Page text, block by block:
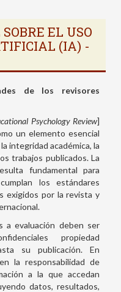
EL USO
(IA) -
de los revisores
Psychology Review]
un elemento esencial
integridad académica, la
trabajos publicados. La
fundamental para
los estándares
exigidos por la revista y
a evaluación deben ser
propiedad
su publicación. En
la responsabilidad de
a la que accedan
datos, resultados,